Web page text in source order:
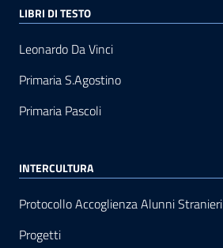
LIBRI DI TESTO
Leonardo Da Vinci
Primaria S.Agostino
Primaria Pascoli
INTERCULTURA
Protocollo Accoglienza Alunni Stranieri
Progetti